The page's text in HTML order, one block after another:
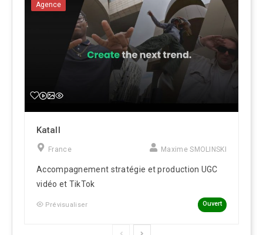
Agence
Katall
France Maxime SMOLINSKI
Accompagnement stratégie et production UGC
vidéo et TikTok
Prévisualiser Ouvert